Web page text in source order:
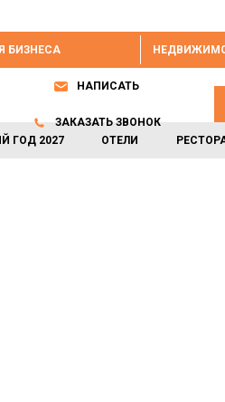
БИЗНЕСА
ГОД 2027 ОТЕЛИ
НАПИСАТЬ
ЗАКАЗАТЬ ЗВОНОК